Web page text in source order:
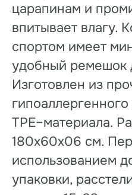
царапинам и
впитывает влагу.
спортом имеет
удобный ремешок
Изготовлен из
TPE–материала.
180х60х06 см.
использованием
упаковки,